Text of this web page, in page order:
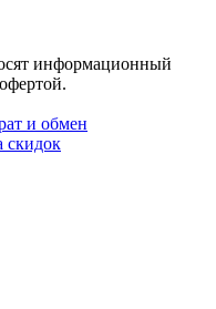
информационный
и обмен
скидок